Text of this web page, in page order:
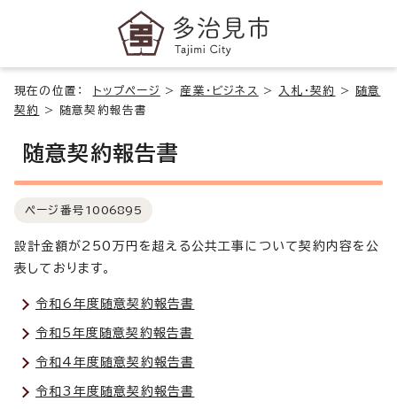
現在の位置： トップページ > 産業・ビジネス > 入札・契約 >
随意
契約
> 随意契約報告書
随意契約報告書
ページ番号 1006895
設計金額が250万円を超える公共工事について契約内容を公
表しております。
令和6年度随意契約報告書
令和5年度随意契約報告書
令和4年度随意契約報告書
令和3年度随意契約報告書